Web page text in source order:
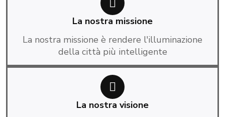
La nostra missione
La nostra missione è rendere l'illuminazione
della città più intelligente
La nostra visione